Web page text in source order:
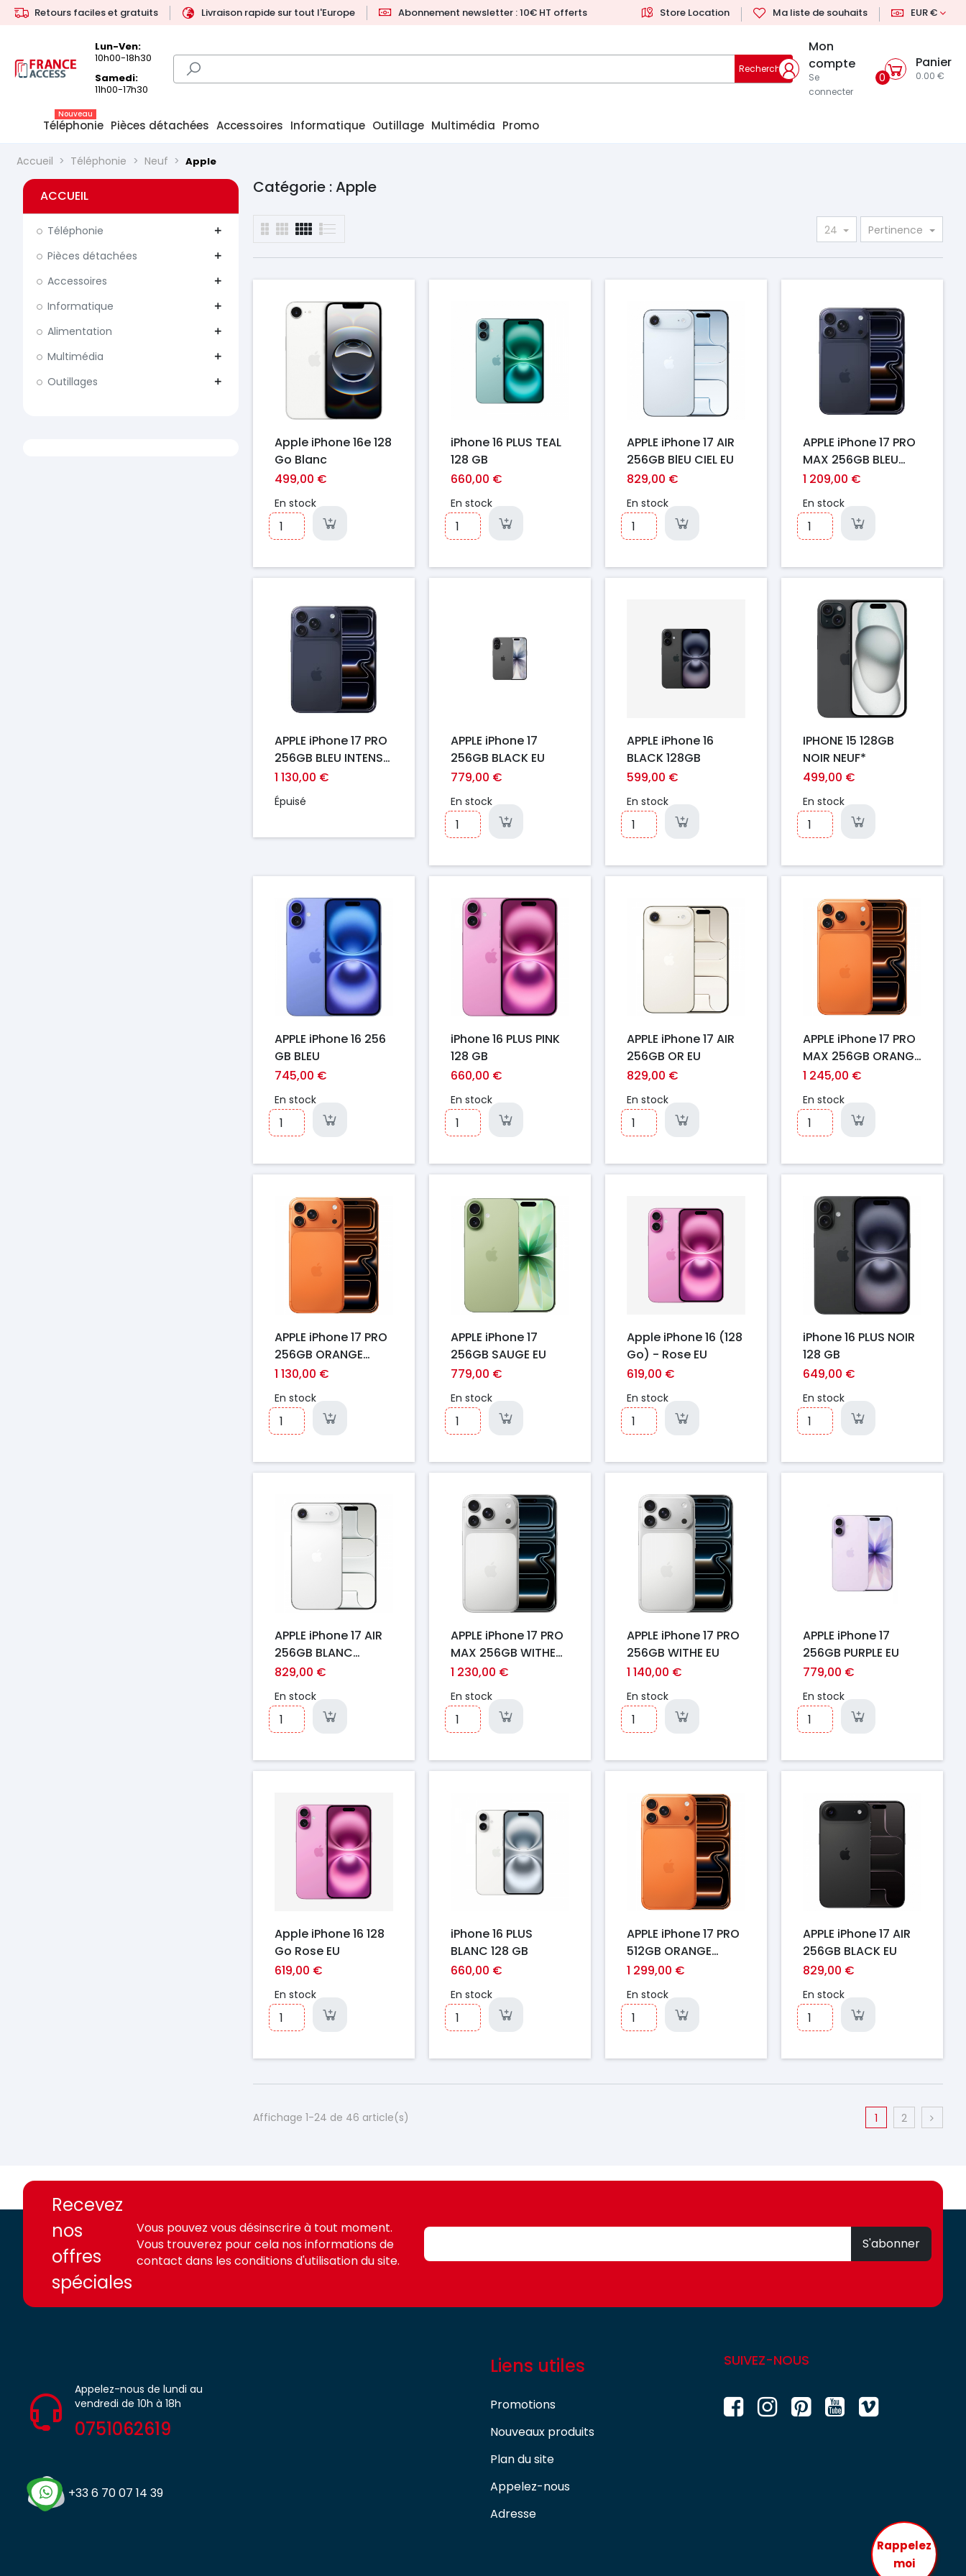
Retours faciles et gratuits Livraison rapide sur tout l'Europe Abonnement newsletter : 10€ HT offerts Store Location Ma liste de souhaits EUR €
Lun-Ven:
10h00-18h30
Samedi:
11h00-17h30
Rechercher
Mon
compte
Se
connecter
0
Panier
0.00 €
Téléphonie
Nouveau
Pièces détachées Accessoires Informatique Outillage Multimédia Promo
Accueil Téléphonie Neuf Apple
ACCUEIL
Téléphonie add
Pièces détachées add
Accessoires add
Informatique add
Alimentation add
Multimédia add
Outillages add
Catégorie : Apple
24 Pertinence
Prix
Apple iPhone 16e 128
Go Blanc
499,00 €
En stock
iPhone 16 PLUS TEAL
128 GB
660,00 €
En stock
Prix
APPLE iPhone 17 AIR
256GB BlEU CIEL EU
829,00 €
En stock
Prix
APPLE iPhone 17 PRO
MAX 256GB BLEU
INTENSE EU
1 209,00 €
En stock
Prix
APPLE iPhone 17 PRO
256GB BLEU INTENSE
EU
1 130,00 €
Épuisé
APPLE iPhone 17
256GB BLACK EU
779,00 €
En stock
APPLE iPhone 16
BLACK 128GB
599,00 €
En stock
Prix
IPHONE 15 128GB
NOIR NEUF*
499,00 €
En stock
Prix
APPLE iPhone 16 256
GB BLEU
745,00 €
En stock
Prix
iPhone 16 PLUS PINK
128 GB
660,00 €
En stock
Prix
APPLE iPhone 17 AIR
256GB OR EU
829,00 €
En stock
Prix
APPLE iPhone 17 PRO
MAX 256GB ORANGE
COSMIQUE EU
1 245,00 €
En stock
Prix
APPLE iPhone 17 PRO
256GB ORANGE
COSMIQUE EU
1 130,00 €
En stock
Prix
APPLE iPhone 17
256GB SAUGE EU
779,00 €
En stock
Apple iPhone 16 (128
Go) - Rose EU
619,00 €
En stock
Prix
iPhone 16 PLUS NOIR
128 GB
649,00 €
En stock
Prix
APPLE iPhone 17 AIR
256GB BLANC
NUAGE EU
829,00 €
En stock
Prix
APPLE iPhone 17 PRO
MAX 256GB WITHE
EU
1 230,00 €
En stock
Prix
APPLE iPhone 17 PRO
256GB WITHE EU
1 140,00 €
En stock
APPLE iPhone 17
256GB PURPLE EU
779,00 €
En stock
Apple iPhone 16 128
Go Rose EU
619,00 €
En stock
iPhone 16 PLUS
BLANC 128 GB
660,00 €
En stock
Prix
APPLE iPhone 17 PRO
512GB ORANGE
COSMIQUE EU
1 299,00 €
En stock
Prix
APPLE iPhone 17 AIR
256GB BLACK EU
829,00 €
En stock
Affichage 1-24 de 46 article(s) 1 2
access.fr
access.fr
Recevez
nos
offres
spéciales
Vous pouvez vous désinscrire à tout moment.
Vous trouverez pour cela nos informations de
contact dans les conditions d'utilisation du site.
S'abonner
Appelez-nous de lundi au
vendredi de 10h à 18h
0751062619
+33 6 70 07 14 39
Liens utiles
Promotions
Nouveaux produits
Plan du site
Appelez-nous
Adresse
SUIVEZ-NOUS
Rappelez
moi